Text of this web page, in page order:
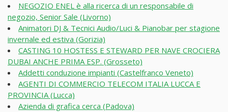
NEGOZIO ENEL è alla ricerca di un responsabile di
negozio, Senior Sale (Livorno)
Animatori DJ & Tecnici Audio/Luci & Pianobar per stagione
invernale ed estiva (Gorizia)
CASTING 10 HOSTESS E STEWARD PER NAVE CROCIERA
DUBAI ANCHE PRIMA ESP. (Grosseto)
Addetti conduzione impianti (Castelfranco Veneto)
AGENTI DI COMMERCIO TELECOM ITALIA LUCCA E
PROVINCIA (Lucca)
Azienda di grafica cerca (Padova)